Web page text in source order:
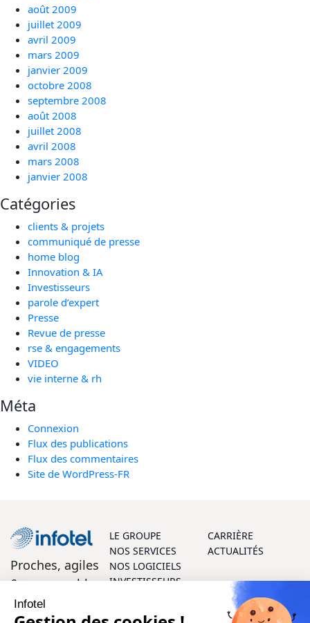
août 2009
juillet 2009
avril 2009
mars 2009
janvier 2009
octobre 2008
septembre 2008
août 2008
juillet 2008
avril 2008
mars 2008
janvier 2008
Catégories
clients & projets
communiqué de presse
home blog
Innovation & IA
Investisseurs
parole d’expert
Presse
Revue de presse
rse & engagements
VIDEO
vie interne & rh
Méta
Connexion
Flux des publications
Flux des commentaires
Site de WordPress-FR
Proches, agiles
& responsables
LE GROUPE
NOS SERVICES
NOS LOGICIELS
INVESTISSEURS
CARRIÈRE
ACTUALITÉS
Infotel